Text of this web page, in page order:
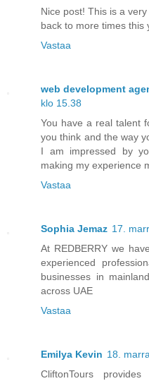
Nice post! This is a
back to more times this
Vastaa
web development
klo 15.38
You have a real talent
you think and the way
I am impressed by
making my experience
Vastaa
Sophia Jemaz 17.
At REDBERRY we
experienced
businesses in
across UAE
Vastaa
Emilya Kevin 18.
CliftonTours